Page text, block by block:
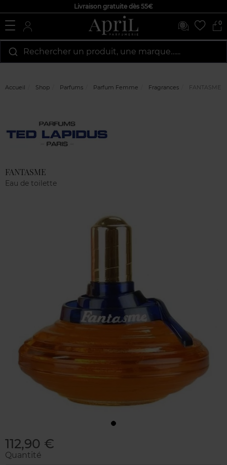
Livraison gratuite dès 55€
0
Rechercher un produit, une marque…...
Accueil Shop Parfums Parfum Femme Fragrances FANTASME
FANTASME
Eau de toilette
112,90 €
Quantité